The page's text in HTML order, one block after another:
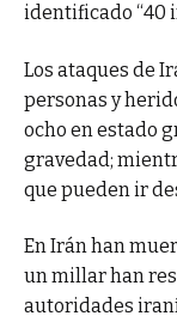
identificado “40
Los ataques de
personas y
ocho en estado
gravedad;
que pueden ir
En Irán han
un millar han
autoridades